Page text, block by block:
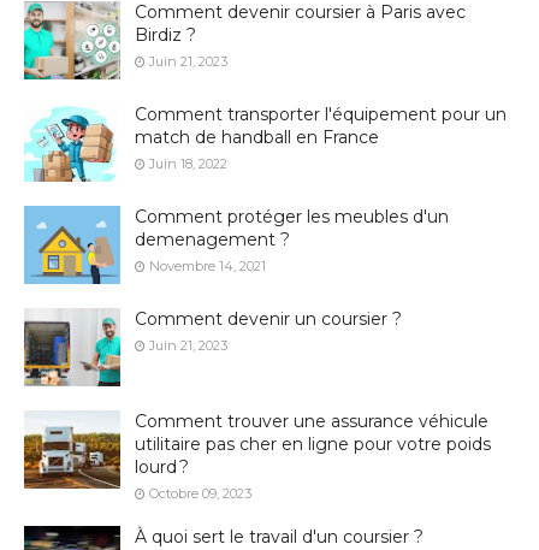
Comment devenir coursier à Paris avec
Birdiz ?
Juin 21, 2023
Comment transporter l'équipement pour un
match de handball en France
Juin 18, 2022
Comment protéger les meubles d'un
demenagement ?
Novembre 14, 2021
Comment devenir un coursier ?
Juin 21, 2023
Comment trouver une assurance véhicule
utilitaire pas cher en ligne pour votre poids
lourd ?
Octobre 09, 2023
À quoi sert le travail d'un coursier ?